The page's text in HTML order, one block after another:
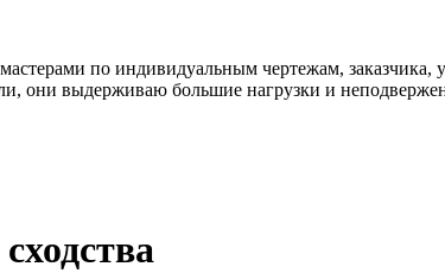
по индивидуальным чертежам, заказчика,
они выдерживаю большие нагрузки и